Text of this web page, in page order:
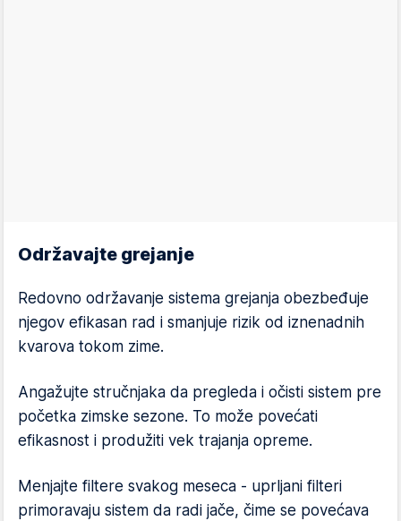
Održavajte grejanje
Redovno održavanje sistema grejanja obezbeđuje
njegov efikasan rad i smanjuje rizik od iznenadnih
kvarova tokom zime.
Angažujte stručnjaka da pregleda i očisti sistem pre
početka zimske sezone. To može povećati
efikasnost i produžiti vek trajanja opreme.
Menjajte filtere svakog meseca - uprljani filteri
primoravaju sistem da radi jače, čime se povećava